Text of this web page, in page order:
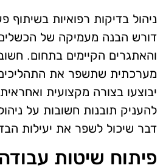
ניהול בדיקות רפואיות בשיתוף
דורש הבנה מעמיקה של הכשלים
והאתגרים הקיימים בתחום.
מערכתית שתשפר את
יבוצעו בצורה מקצועית
להעניק תובנות חשובות על
דבר שיכול לשפר את יעילות
פיתוח שיטות